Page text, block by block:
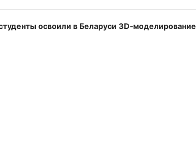
освоили в Беларуси 3D‑моделирование